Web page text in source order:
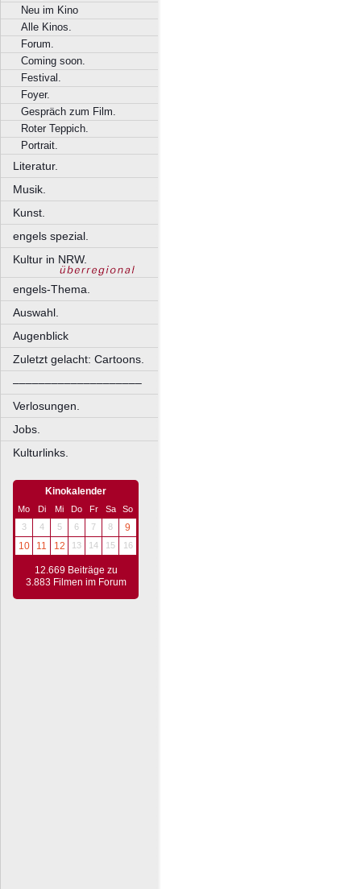
Neu im Kino
Alle Kinos.
Forum.
Coming soon.
Festival.
Foyer.
Gespräch zum Film.
Roter Teppich.
Portrait.
Literatur.
Musik.
Kunst.
engels spezial.
Kultur in NRW.
engels-Thema.
Auswahl.
Augenblick
Zuletzt gelacht: Cartoons.
––––––––––––––––––––
Verlosungen.
Jobs.
Kulturlinks.
Kinokalender
Mo Di Mi Do Fr Sa
So
3
4 5 6 7 8
9
10
11 12 13 14 15 16
12.669 Beiträge zu
3.883 Filmen im Forum